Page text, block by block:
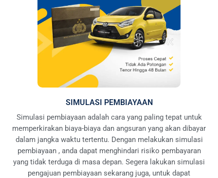
SIMULASI PEMBIAYAAN
Simulasi pembiayaan adalah cara yang paling tepat untuk
memperkirakan biaya-biaya dan angsuran yang akan dibayar
dalam jangka waktu tertentu. Dengan melakukan simulasi
pembiayaan , anda dapat menghindari risiko pembayaran
yang tidak terduga di masa depan. Segera lakukan simulasi
pengajuan pembiayaan sekarang juga, untuk dapat